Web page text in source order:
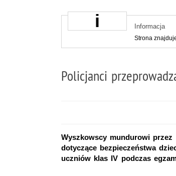
Informacja
Strona
Policjanci
Wyszkowscy mundurowi przez
dotyczące bezpieczeństwa
uczniów klas IV podczas